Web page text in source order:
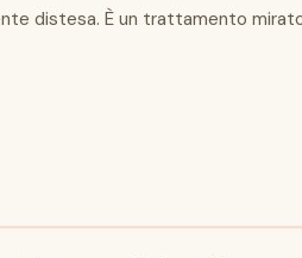
distesa. È un trattamento